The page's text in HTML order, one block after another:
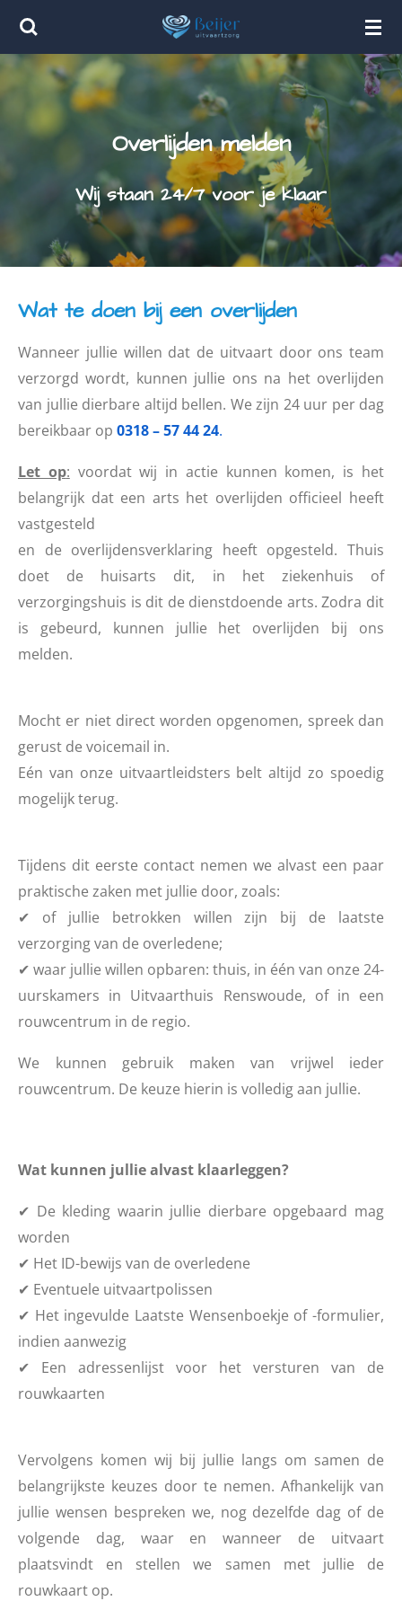
Ga
hoofdinhoud
Overlijden melden
Wij staan 24/7 voor je klaar
Wat te doen bij een overlijden
Wanneer jullie willen dat de uitvaart door ons team
verzorgd wordt, kunnen jullie ons na het overlijden
van jullie dierbare altijd bellen. We zijn 24 uur per dag
bereikbaar op 0318 – 57 44 24.
Let op: voordat wij in actie kunnen komen, is het
belangrijk dat een arts het overlijden officieel heeft
vastgesteld
en de overlijdensverklaring heeft opgesteld. Thuis
doet de huisarts dit, in het ziekenhuis of
verzorgingshuis is dit de dienstdoende arts. Zodra dit
is gebeurd, kunnen jullie het overlijden bij ons
melden.
Mocht er niet direct worden opgenomen, spreek dan
gerust de voicemail in.
Eén van onze uitvaartleidsters belt altijd zo spoedig
mogelijk terug.
Tijdens dit eerste contact nemen we alvast een paar
praktische zaken met jullie door, zoals:
✔
of jullie betrokken willen zijn bij de laatste
verzorging van de overledene;
✔ waar jullie willen opbaren: thuis, in één van onze 24-
uurskamers in Uitvaarthuis Renswoude, of in een
rouwcentrum in de regio.
We kunnen gebruik maken van vrijwel ieder
rouwcentrum. De keuze hierin is volledig aan jullie.
Wat kunnen jullie alvast klaarleggen?
✔ De kleding waarin jullie dierbare opgebaard mag
worden
✔ Het ID-bewijs van de overledene
✔ Eventuele uitvaartpolissen
✔ Het ingevulde Laatste Wensenboekje of -formulier,
indien aanwezig
✔ Een adressenlijst voor het versturen van de
rouwkaarten
Vervolgens komen wij bij jullie langs om samen de
belangrijkste keuzes door te nemen. Afhankelijk van
jullie wensen bespreken we, nog dezelfde dag of de
volgende dag, waar en wanneer de uitvaart
plaatsvindt en stellen we samen met jullie de
rouwkaart op.